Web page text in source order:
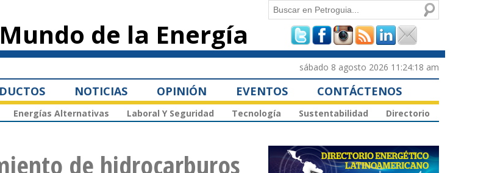
principal
de la Energía
Formulario de
búsqueda
Buscar
sábado 8 agosto 2026 11:24:18 am
NOTICIAS OPINIÓN EVENTOS CONTÁCTENOS
Energías Alternativas Laboral Y Seguridad Tecnología Sustentabilidad Directorio
de hidrocarburos